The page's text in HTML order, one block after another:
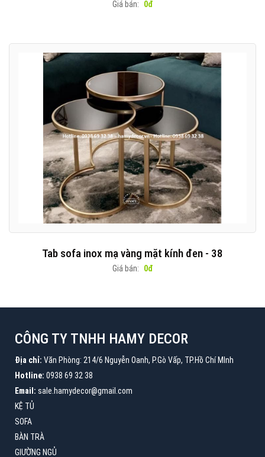
Giá bán: 0đ
Tab sofa inox mạ vàng mặt kính đen - 38
Giá bán: 0đ
CÔNG TY TNHH HAMY DECOR
Địa chỉ: Văn Phòng: 214/6 Nguyễn Oanh, P.Gò Vấp, TP.Hồ Chí MInh
Hotline: 0938 69 32 38
Email: sale.hamydecor@gmail.com
KỆ TỦ
SOFA
BÀN TRÀ
GIƯỜNG NGỦ